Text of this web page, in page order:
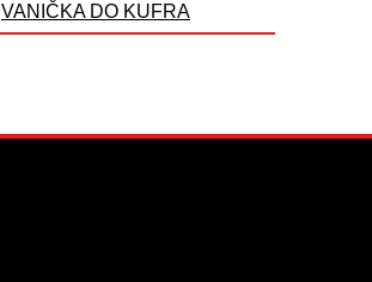
VANIČKA DO KUFRA